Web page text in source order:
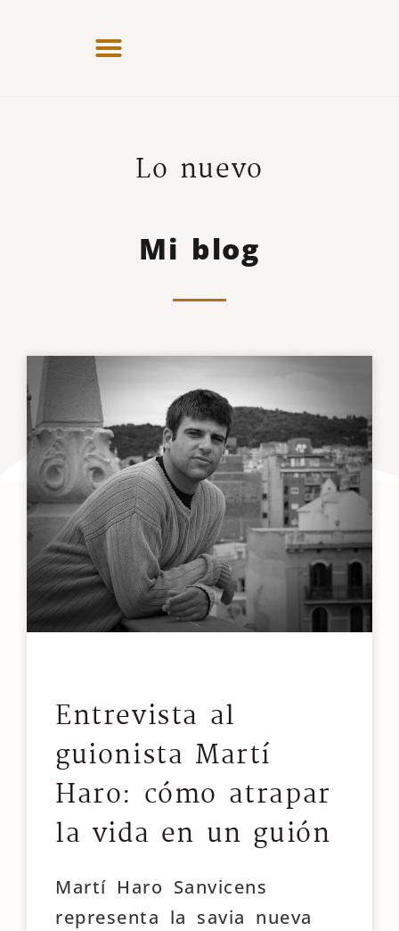
Lo nuevo
Mi blog
Entrevista al
guionista Martí
Haro: cómo atrapar
la vida en un guión
Martí Haro Sanvicens
representa la savia nueva